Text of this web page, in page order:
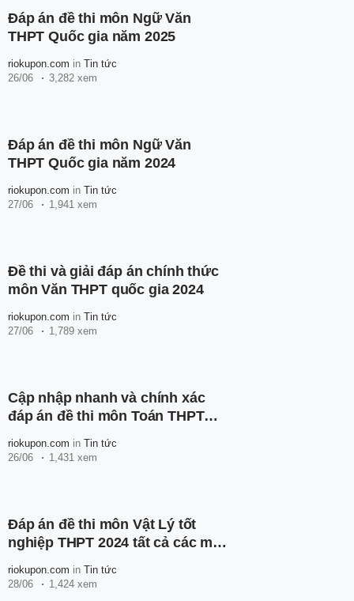
Đáp án đề thi môn Ngữ Văn
THPT Quốc gia năm 2025
riokupon.com in Tin tức
26/06
3,282 xem
Đáp án đề thi môn Ngữ Văn
THPT Quốc gia năm 2024
riokupon.com in Tin tức
27/06
1,941 xem
Đề thi và giải đáp án chính thức
môn Văn THPT quốc gia 2024
riokupon.com in Tin tức
27/06
1,789 xem
Cập nhập nhanh và chính xác
đáp án đề thi môn Toán THPT
riokupon.com in Tin tức
26/06
1,431 xem
Đáp án đề thi môn Vật Lý tốt
nghiệp THPT 2024 tất cả các mã
riokupon.com in Tin tức
28/06
1,424 xem